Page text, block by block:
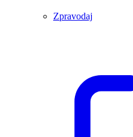
Zpravodaj